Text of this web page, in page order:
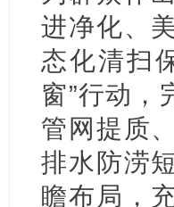
进净化、
态化清扫
窗”行动，
管网提质
排水防涝
瞻布局，